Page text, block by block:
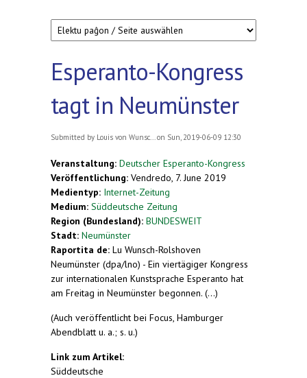
Esperanto-Kongress
tagt in Neumünster
Submitted by Louis von Wunsc... on Sun, 2019-06-09 12:30
Veranstaltung: Deutscher Esperanto-Kongress
Veröffentlichung: Vendredo, 7. June 2019
Medientyp: Internet-Zeitung
Medium: Süddeutsche Zeitung
Region (Bundesland): BUNDESWEIT
Stadt: Neumünster
Raportita de: Lu Wunsch-Rolshoven
Neumünster (dpa/lno) - Ein viertägiger Kongress
zur internationalen Kunstsprache Esperanto hat
am Freitag in Neumünster begonnen. (...)
(Auch veröffentlicht bei Focus, Hamburger
Abendblatt u. a.; s. u.)
Link zum Artikel:
Süddeutsche